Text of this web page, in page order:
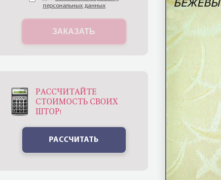
персональных данных
ЗАКАЗАТЬ
РАССЧИТАЙТЕ
СТОИМОСТЬ СВОИХ
ШТОР!
РАССЧИТАТЬ